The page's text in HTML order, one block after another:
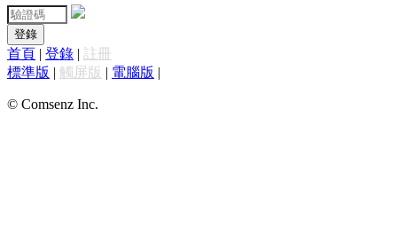
登錄
首頁 | 登錄 | 註冊
標準版 | 觸屏版 | 電腦版 |
© Comsenz Inc.